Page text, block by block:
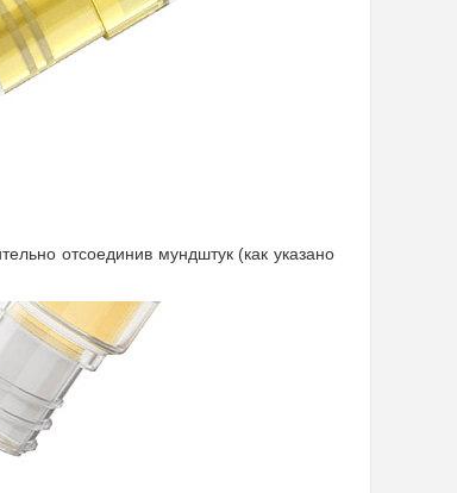
отсоединив мундштук (как указано